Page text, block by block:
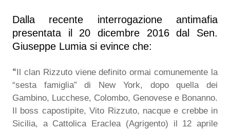
Dalla recente interrogazione antimafia
presentata il 20 dicembre 2016 dal Sen.
Giuseppe Lumia si evince che:
“Il clan Rizzuto viene definito ormai comunemente la
“sesta famiglia” di New York, dopo quella dei
Gambino, Lucchese, Colombo, Genovese e Bonanno.
Il boss capostipite, Vito Rizzuto, nacque e crebbe in
Sicilia, a Cattolica Eraclea (Agrigento) il 12 aprile